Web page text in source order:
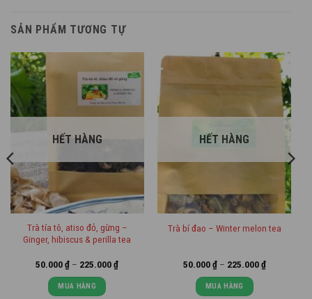
SẢN PHẨM TƯƠNG TỰ
HẾT HÀNG
Trà tía tô, atiso đỏ, gừng –
Ginger, hibiscus & perilla tea
50.000₫ – 225.000₫Khoảng
MUA HÀNG
HẾT HÀNG
Trà bí đao – Winter melon tea
50.000₫ – 225.000₫Khoảng
giá:
MUA HÀNG